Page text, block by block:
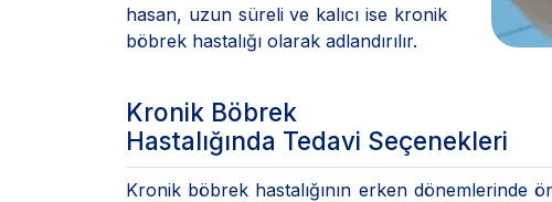
hasan, uzun süreli ve kalıcı ise kronik
böbrek hastalığı olarak adlandırılır.
Kronik Böbrek
Hastalığında Tedavi Seçenekleri
Kronik böbrek hastalığının erken dönemlerinde